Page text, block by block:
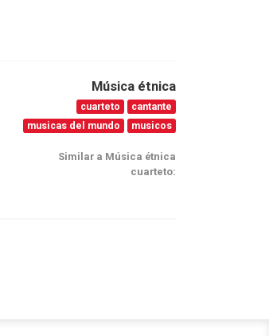
Música étnica
cuarteto
cantante
musicas del mundo
musicos
Similar a Música étnica
cuarteto: